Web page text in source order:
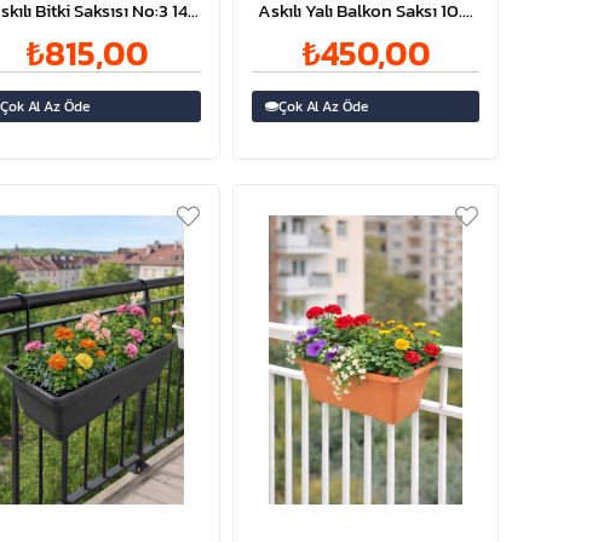
Bitki Saksısı No:3 14
Litre | ID5498
₺815,00
Çok Al Az Öde
Askılı Yalı Balkon Saksı 10.8
Litre | ID5222
₺450,00
Çok Al Az Öde